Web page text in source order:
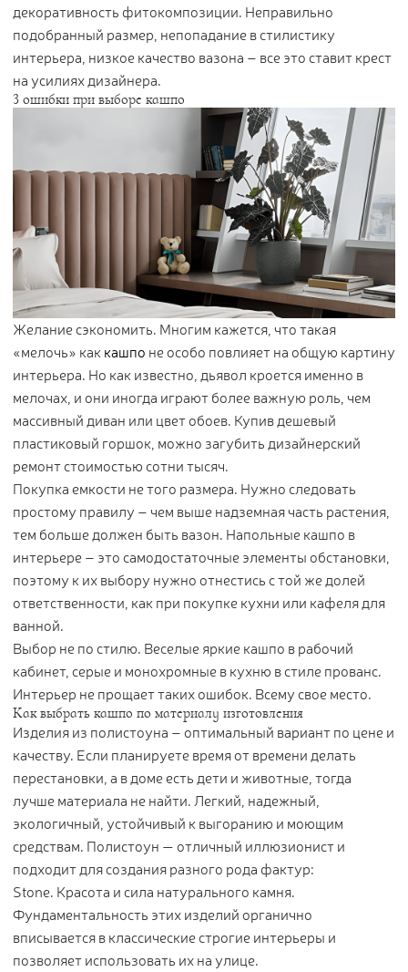
Доставка и оплата
Вопросы и ответы
Контакты
Идеи
СМИ о нас
декоративность фитокомпозиции. Неправильно
подобранный размер, непопадание в стилистику
интерьера, низкое качество вазона – все это ставит крест
на усилиях дизайнера.
3 ошибки при выборе кашпо
Желание сэкономить. Многим кажется, что такая
«мелочь» каккашпо не особо повлияет на общую картину
интерьера. Но как известно, дьявол кроется именно в
мелочах, и они иногда играют более важную роль, чем
массивный диван или цвет обоев. Купив дешевый
пластиковый горшок, можно загубить дизайнерский
ремонт стоимостью сотни тысяч.
Покупка емкости не того размера. Нужно следовать
простому правилу – чем выше надземная часть растения,
тем больше должен быть вазон. Напольные кашпо в
интерьере – это самодостаточные элементы обстановки,
поэтому к их выбору нужно отнестись с той же долей
ответственности, как при покупке кухни или кафеля для
ванной.
Выбор не по стилю. Веселые яркие кашпо в рабочий
кабинет, серые и монохромные в кухню в стиле прованс.
Интерьер не прощает таких ошибок. Всему свое место.
Как выбрать кашпо по материалу изготовления
Изделия из полистоуна – оптимальный вариант по цене и
качеству. Если планируете время от времени делать
перестановки, а в доме есть дети и животные, тогда
лучше материала не найти. Легкий, надежный,
экологичный, устойчивый к выгоранию и моющим
средствам. Полистоун — отличный иллюзионист и
подходит для создания разного рода фактур:
Stone. Красота и сила натурального камня.
Фундаментальность этих изделий органично
вписывается в классические строгие интерьеры и
позволяет использовать их на улице.